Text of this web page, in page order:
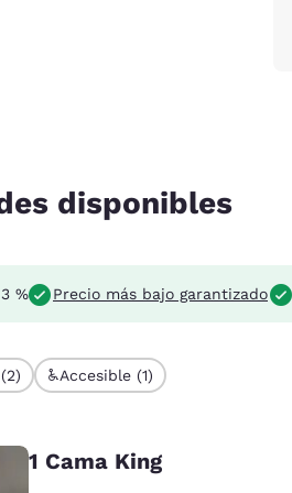
disponibles
% Precio más bajo garantizado
Accesible (1)
1 Cama King